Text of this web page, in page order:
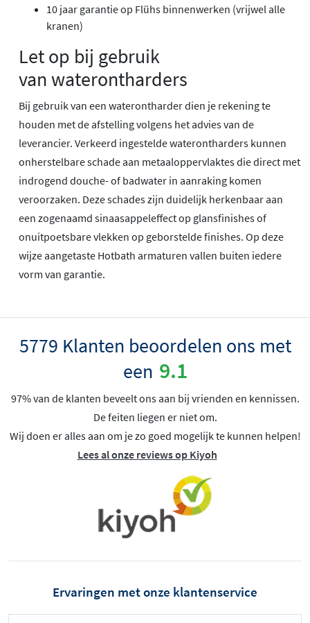
10 jaar garantie op Flühs binnenwerken (vrijwel alle
kranen)
Let op bij gebruik
van waterontharders
Bij gebruik van een waterontharder dien je rekening te
houden met de afstelling volgens het advies van de
leverancier. Verkeerd ingestelde waterontharders kunnen
onherstelbare schade aan metaaloppervlaktes die direct met
indrogend douche- of badwater in aanraking komen
veroorzaken. Deze schades zijn duidelijk herkenbaar aan
een zogenaamd sinaasappeleffect op glansfinishes of
onuitpoetsbare vlekken op geborstelde finishes. Op deze
wijze aangetaste Hotbath armaturen vallen buiten iedere
vorm van garantie.
5779 Klanten beoordelen ons met
een 9.1
97% van de klanten beveelt ons aan bij vrienden en kennissen.
De feiten liegen er niet om.
Wij doen er alles aan om je zo goed mogelijk te kunnen helpen!
Lees al onze reviews op Kiyoh
Ervaringen met onze klantenservice